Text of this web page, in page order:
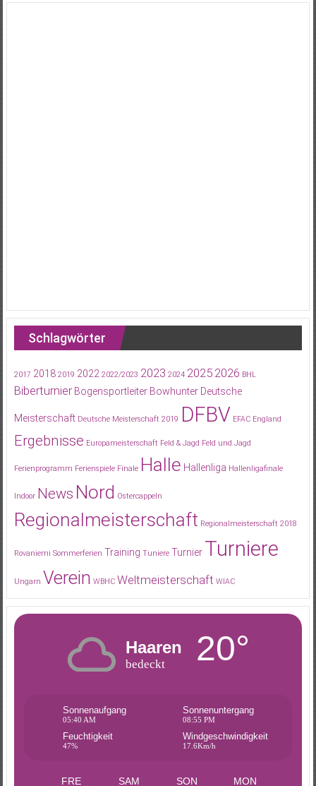
Schlagwörter
2017 2018 2019 2022 2022/2023 2023 2024 2025 2026 BHL
Biberturnier Bogensportleiter Bowhunter Deutsche
Meisterschaft Deutsche Meisterschaft 2019 DFBV EFAC England
Ergebnisse Europameisterschaft Feld & Jagd Feld und Jagd
Ferienprogramm Ferienspiele Finale Halle Hallenliga Hallenligafinale
Indoor News Nord Ostercappeln
Regionalmeisterschaft Regionalmeisterschaft 2018
Rovaniemi Sommerferien Training Tuniere Turnier Turniere
Ungarn Verein WBHC Weltmeisterschaft WIAC
Haaren
bedeckt 20°
Sonnenaufgang
05:40 AM
Sonnenuntergang
08:55 PM
Feuchtigkeit
47%
Windgeschwindigkeit
17.6Km/h
FRE SAM SON MON